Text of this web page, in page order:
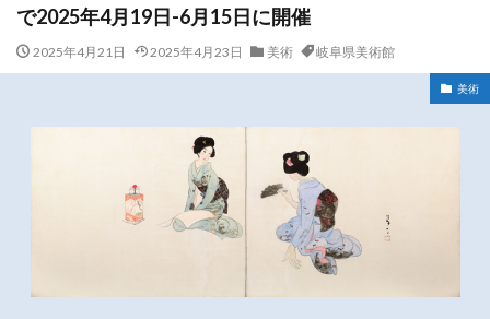
で2025年4月19日-6月15日に開催
2025年4月21日 2025年4月23日 美術 岐阜県美術館
美術